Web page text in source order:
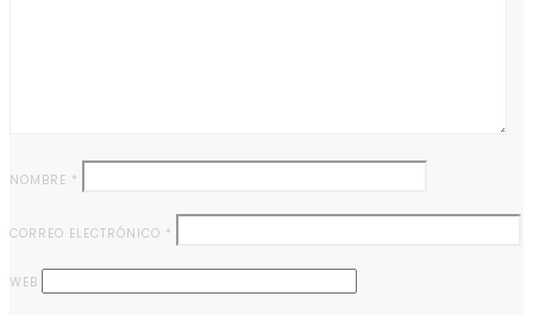
NOMBRE *
CORREO ELECTRÓNICO *
WEB